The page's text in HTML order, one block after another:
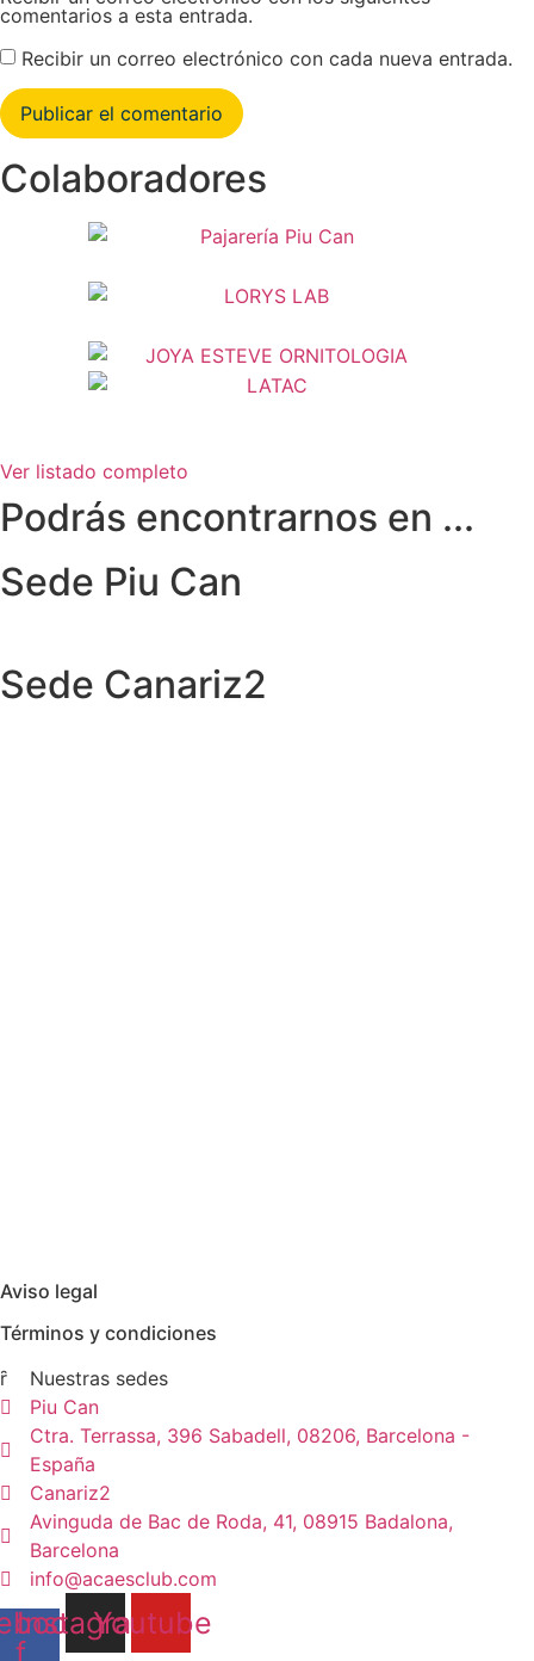
comentarios a esta entrada.
Recibir un correo electrónico con cada nueva entrada.
Colaboradores
Ver listado completo
Podrás encontrarnos en ...
Sede Piu Can
Sede Canariz2
Aviso legal
Términos y condiciones
Nuestras sedes
Piu Can
Ctra. Terrassa, 396 Sabadell, 08206, Barcelona -
España
Canariz2
Avinguda de Bac de Roda, 41, 08915 Badalona,
Barcelona
info@acaesclub.com
f
Instagram
Youtube